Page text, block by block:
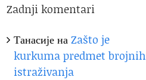
Zadnji komentari
ТанасијенаZašto je
kurkuma predmet brojnih
istraživanja